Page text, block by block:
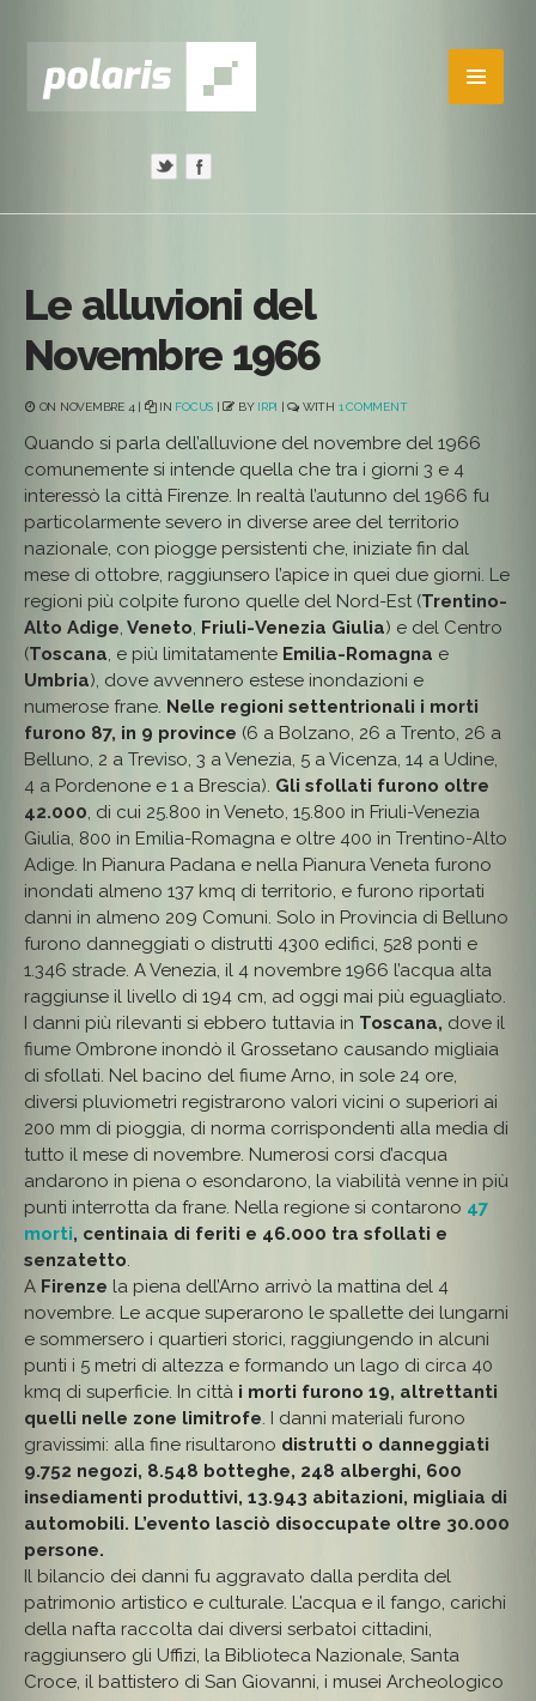
Le alluvioni del
Novembre 1966
ON NOVEMBRE 4 | IN FOCUS | BY IRPI | WITH 1 COMMENT
Quando si parla dell’alluvione del novembre del 1966
comunemente si intende quella che tra i giorni 3 e 4
interessò la città Firenze. In realtà l’autunno del 1966 fu
particolarmente severo in diverse aree del territorio
nazionale, con piogge persistenti che, iniziate fin dal
mese di ottobre, raggiunsero l’apice in quei due giorni. Le
regioni più colpite furono quelle del Nord-Est (Trentino-
Alto Adige, Veneto, Friuli-Venezia Giulia) e del Centro
(Toscana, e più limitatamente Emilia-Romagna e
Umbria), dove avvennero estese inondazioni e
numerose frane. Nelle regioni settentrionali i morti
furono 87, in 9 province (6 a Bolzano, 26 a Trento, 26 a
Belluno, 2 a Treviso, 3 a Venezia, 5 a Vicenza, 14 a Udine,
4 a Pordenone e 1 a Brescia). Gli sfollati furono oltre
42.000, di cui 25.800 in Veneto, 15.800 in Friuli-Venezia
Giulia, 800 in Emilia-Romagna e oltre 400 in Trentino-Alto
Adige. In Pianura Padana e nella Pianura Veneta furono
inondati almeno 137 kmq di territorio, e furono riportati
danni in almeno 209 Comuni. Solo in Provincia di Belluno
furono danneggiati o distrutti 4300 edifici, 528 ponti e
1.346 strade. A Venezia, il 4 novembre 1966 l’acqua alta
raggiunse il livello di 194 cm, ad oggi mai più eguagliato.
I danni più rilevanti si ebbero tuttavia in Toscana, dove il
fiume Ombrone inondò il Grossetano causando migliaia
di sfollati. Nel bacino del fiume Arno, in sole 24 ore,
diversi pluviometri registrarono valori vicini o superiori ai
200 mm di pioggia, di norma corrispondenti alla media di
tutto il mese di novembre. Numerosi corsi d’acqua
andarono in piena o esondarono, la viabilità venne in più
punti interrotta da frane. Nella regione si contarono 47
morti, centinaia di feriti e 46.000 tra sfollati e
senzatetto.
A Firenze la piena dell’Arno arrivò la mattina del 4
novembre. Le acque superarono le spallette dei lungarni
e sommersero i quartieri storici, raggiungendo in alcuni
punti i 5 metri di altezza e formando un lago di circa 40
kmq di superficie. In città i morti furono 19, altrettanti
quelli nelle zone limitrofe. I danni materiali furono
gravissimi: alla fine risultarono distrutti o danneggiati
9.752 negozi, 8.548 botteghe, 248 alberghi, 600
insediamenti produttivi, 13.943 abitazioni, migliaia di
automobili. L’evento lasciò disoccupate oltre 30.000
persone.
Il bilancio dei danni fu aggravato dalla perdita del
patrimonio artistico e culturale. L’acqua e il fango, carichi
della nafta raccolta dai diversi serbatoi cittadini,
raggiunsero gli Uffizi, la Biblioteca Nazionale, Santa
Croce, il battistero di San Giovanni, i musei Archeologico